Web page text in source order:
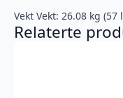
Vekt Vekt: 26.08 kg
Relaterte